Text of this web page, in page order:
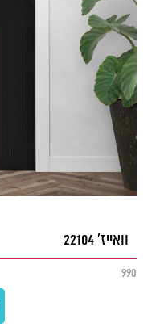
וואייז' 22104
990